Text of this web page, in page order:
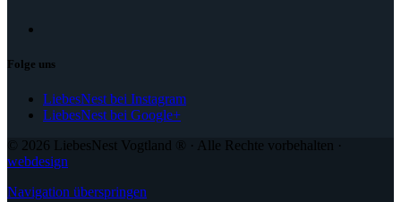
Folge uns
LiebesNest bei Instagram
LiebesNest bei Google+
© 2026 LiebesNest Vogtland ® · Alle Rechte vorbehalten ·
webdesign
Navigation überspringen